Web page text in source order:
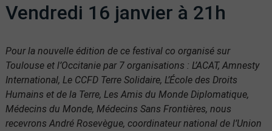
Vendredi 16 janvier à 21h
Pour la nouvelle édition de ce festival co organisé sur
Toulouse et l’Occitanie par 7 organisations : L’ACAT, Amnesty
International, Le CCFD Terre Solidaire, L’École des Droits
Humains et de la Terre, Les Amis du Monde Diplomatique,
Médecins du Monde, Médecins Sans Frontières, nous
recevrons André Rosevègue, coordinateur national de l’Union